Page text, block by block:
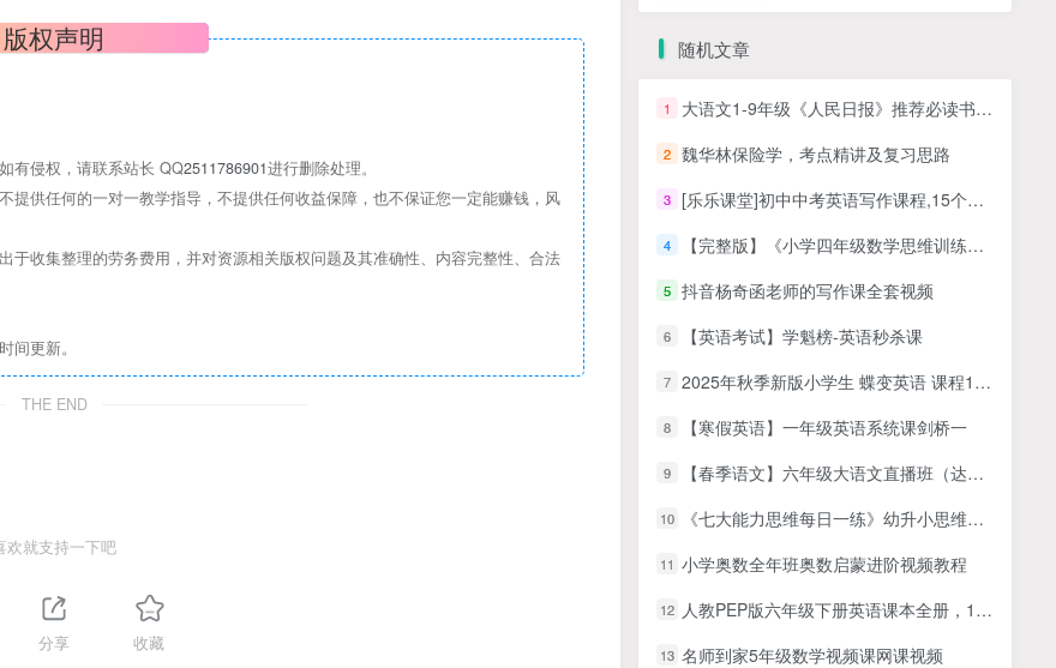
版权声明
有侵权，请联系站长 QQ2511786901进行删除处理。
提供任何的一对一教学指导，不提供任何收益保障，也不保证您一定能赚钱，风
收集整理的劳务费用，并对资源相关版权问题及其准确性、内容完整性、合法
间更新。
THE END
欢就支持一下吧
分享 收藏
随机文章
1 大语文1-9年级《人民日报》推荐必读书目PDF合集
2 魏华林保险学，考点精讲及复习思路
3 [乐乐课堂]初中中考英语写作课程,15个话题助你快速提升考场英语作文水平
4 【完整版】《小学四年级数学思维训练》MP4视频资料，四年级数学思维网课课程视频
5 抖音杨奇函老师的写作课全套视频
6 【英语考试】学魁榜-英语秒杀课
7 2025年秋季新版小学生 蝶变英语 课程100天突击1000词（含单词默写）PDF下载
8 【寒假英语】一年级英语系统课剑桥一
9 【春季语文】六年级大语文直播班（达吾力江）
10 《七大能力思维每日一练》幼升小思维练习共80个PDF 百度网盘下载
11 小学奥数全年班奥数启蒙进阶视频教程
12 人教PEP版六年级下册英语课本全册，1-3单元单词词汇发音教学视频课
13 名师到家5年级数学视频课网课视频